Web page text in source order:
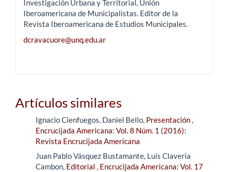
Investigación Urbana y Territorial, Unión
Iberoamericana de Municipalistas. Editor de la
Revista Iberoamericana de Estudios Municipales.
dcravacuore@unq.edu.ar
Artículos similares
Ignacio Cienfuegos, Daniel Bello, Presentación,
Encrucijada Americana: Vol. 8 Núm. 1 (2016):
Revista Encrucijada Americana
Juan Pablo Vásquez Bustamante, Luís Clavería
Cambon, Editorial , Encrucijada Americana: Vol. 17